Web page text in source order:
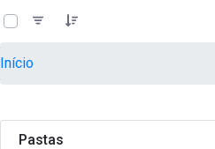
Pular para o Conteúdo principal
teste descricao
Início
Pastas